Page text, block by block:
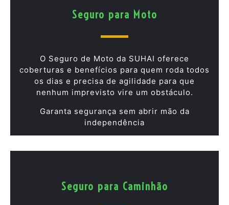
Seguro para Moto
O Seguro de Moto da SUHAI oferece
coberturas e benefícios para quem roda todos
os dias e precisa de agilidade para que
nenhum imprevisto vire um obstáculo.
Garanta segurança sem abrir mão da
independência
Seguro para Caminhão